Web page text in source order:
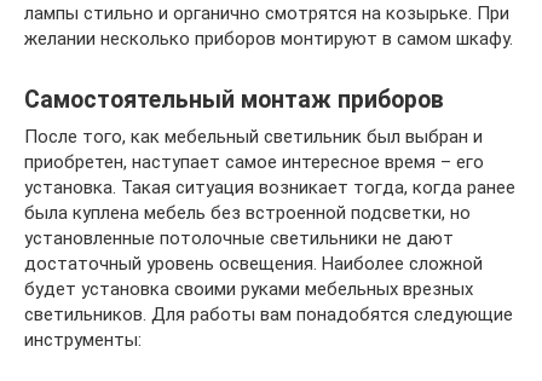
лампы стильно и органично смотрятся на козырьке. При
желании несколько приборов монтируют в самом шкафу.
Самостоятельный монтаж приборов
После того, как мебельный светильник был выбран и
приобретен, наступает самое интересное время – его
установка. Такая ситуация возникает тогда, когда ранее
была куплена мебель без встроенной подсветки, но
установленные потолочные светильники не дают
достаточный уровень освещения. Наиболее сложной
будет установка своими руками мебельных врезных
светильников. Для работы вам понадобятся следующие
инструменты: